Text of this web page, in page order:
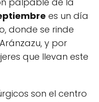
es un día
donde se rinde
y por
que llevan este
son el centro